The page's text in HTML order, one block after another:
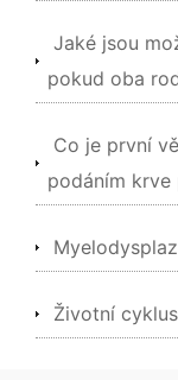
Jaké jsou
pokud oba
Co je první
podáním krve
Životní